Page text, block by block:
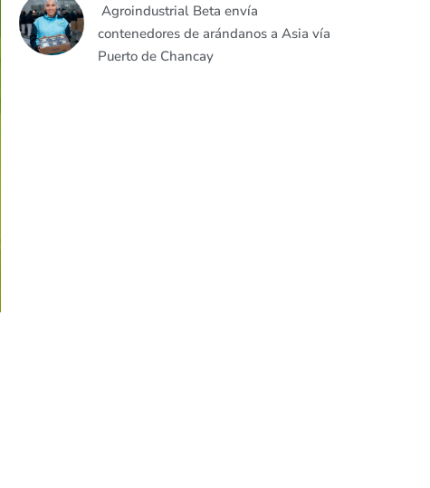
Agroindustrial Beta envía
contenedores de arándanos a Asia vía
Puerto de Chancay